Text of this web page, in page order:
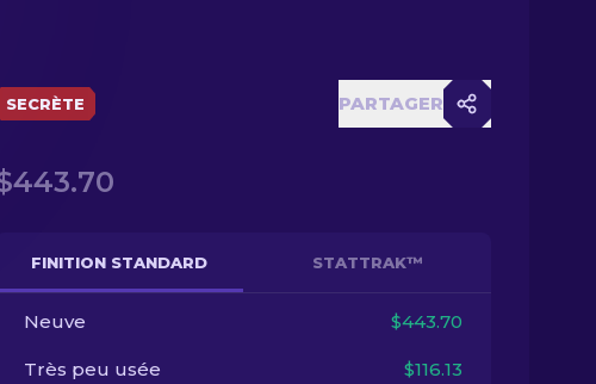
SECRÈTE PARTAGER
FINITION STANDARD STATTRAK™
Neuve $443.70
Très peu usée $116.13